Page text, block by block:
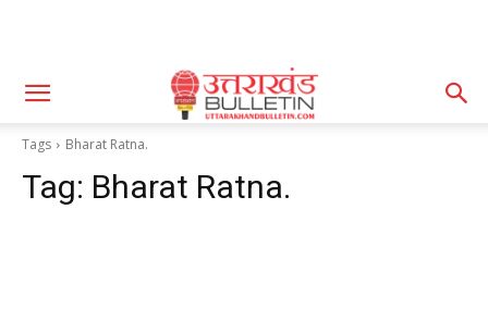
Tags Bharat Ratna.
Tag: Bharat Ratna.